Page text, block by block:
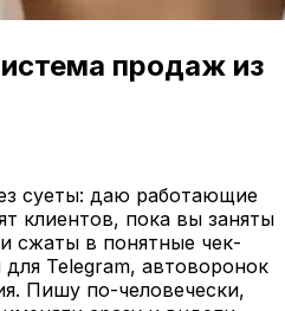
продаж из
суеты: даю работающие
клиентов, пока вы заняты
сжаты в понятные чек-
Telegram, автоворонок
Пишу по-человечески,